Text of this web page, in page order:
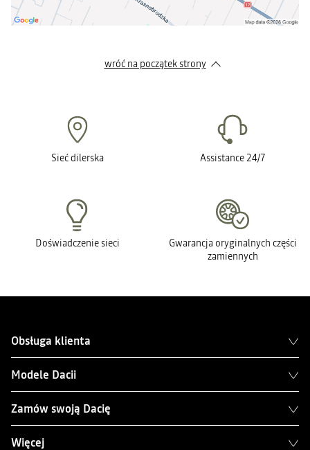
wróć na początek strony
Sieć dilerska Assistance 24/7
Doświadczenie sieci
Gwarancja oryginalnych części
zamiennych
Obsługa klienta
Modele Dacii
Zamów swoją Dacię
Więcej